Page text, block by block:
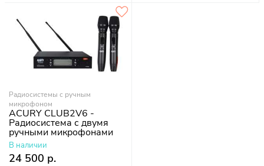
Радиосистемы с ручным
микрофоном
ACURY CLUB2V6 -
Радиосистема с двумя
ручными микрофонами
В наличии
24 500 р.